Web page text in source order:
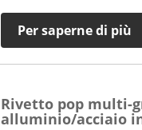
Per saperne di più
Rivetto pop multi-
alluminio/acciaio